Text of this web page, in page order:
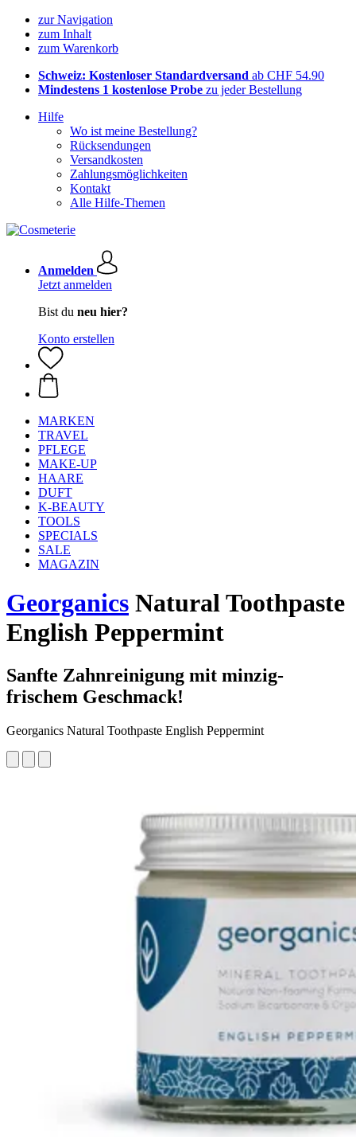
zur Navigation
zum Inhalt
zum Warenkorb
Schweiz: Kostenloser Standardversand ab CHF 54.90
Mindestens 1 kostenlose Probe zu jeder Bestellung
Hilfe
Wo ist meine Bestellung?
Rücksendungen
Versandkosten
Zahlungsmöglichkeiten
Kontakt
Alle Hilfe-Themen
Anmelden
Jetzt anmelden
Bist du neu hier?
Konto erstellen
MARKEN
TRAVEL
PFLEGE
MAKE-UP
HAARE
DUFT
K-BEAUTY
TOOLS
SPECIALS
SALE
MAGAZIN
Georganics Natural Toothpaste
English Peppermint
Sanfte Zahnreinigung mit minzig-
frischem Geschmack!
Georganics Natural Toothpaste English Peppermint